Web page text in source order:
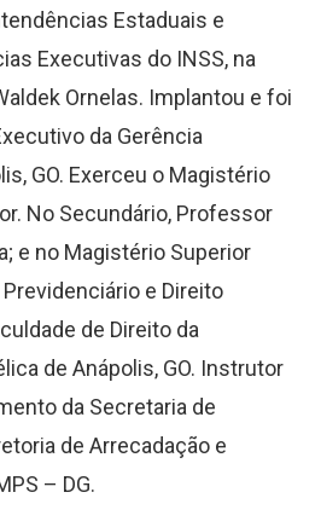
Estaduais e
Executivas do INSS, na
Ornelas. Implantou e foi
da Gerência
GO. Exerceu o Magistério
No Secundário, Professor
e no Magistério Superior
e Direito
de Direito da
de Anápolis, GO. Instrutor
da Secretaria de
de Arrecadação e
– DG.